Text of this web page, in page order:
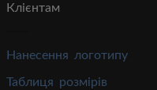
Клієнтам
Нанесення логотипу
Таблиця розмірів